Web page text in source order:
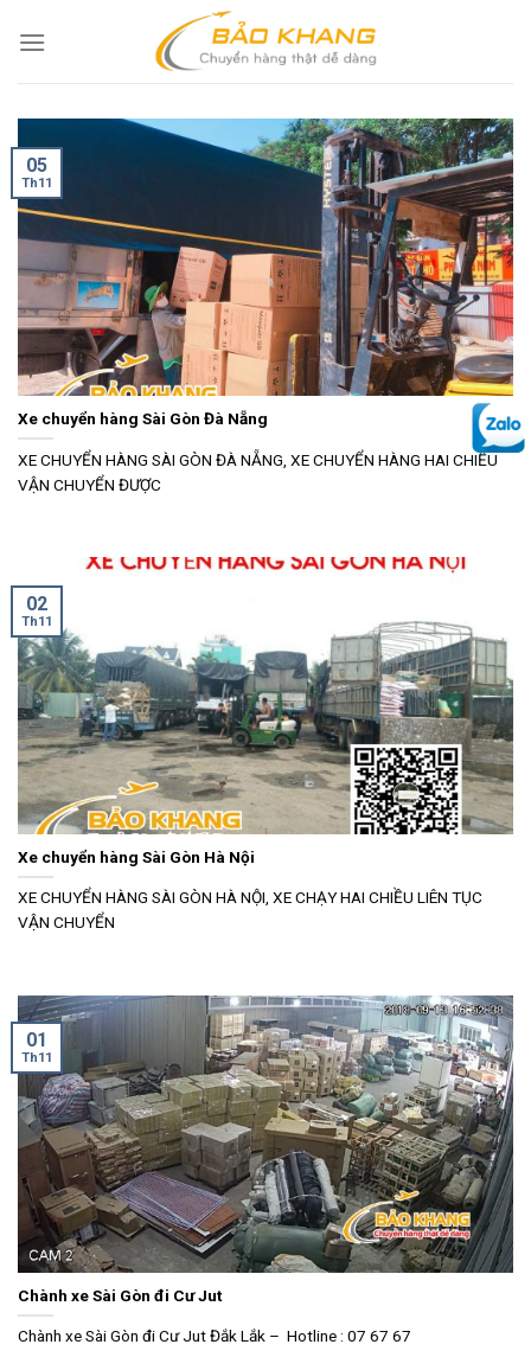
Xe chuyển hàng Sài Gòn Đà Nẵng
XE CHUYỂN HÀNG SÀI GÒN ĐÀ NẴNG, XE CHUYỂN HÀNG HAI CHIỀU
VẬN CHUYỂN ĐƯỢC
05
Th11
Xe chuyển hàng Sài Gòn Hà Nội
XE CHUYỂN HÀNG SÀI GÒN HÀ NỘI, XE CHẠY HAI CHIỀU LIÊN TỤC
VẬN CHUYỂN
02
Th11
Chành xe Sài Gòn đi Cư Jut
Chành xe Sài Gòn đi Cư Jut Đắk Lắk – Hotline : 07 67 67
01
Th11